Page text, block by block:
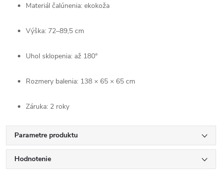
Materiál čalúnenia: ekokoža
Výška: 72–89,5 cm
Uhol sklopenia: až 180°
Rozmery balenia: 138 × 65 × 65 cm
Záruka: 2 roky
Parametre produktu
Hodnotenie